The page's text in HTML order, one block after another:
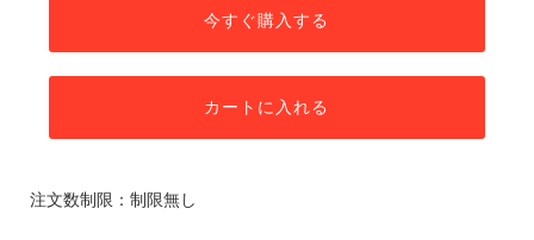
今すぐ購入する
カートに入れる
注文数制限：制限無し